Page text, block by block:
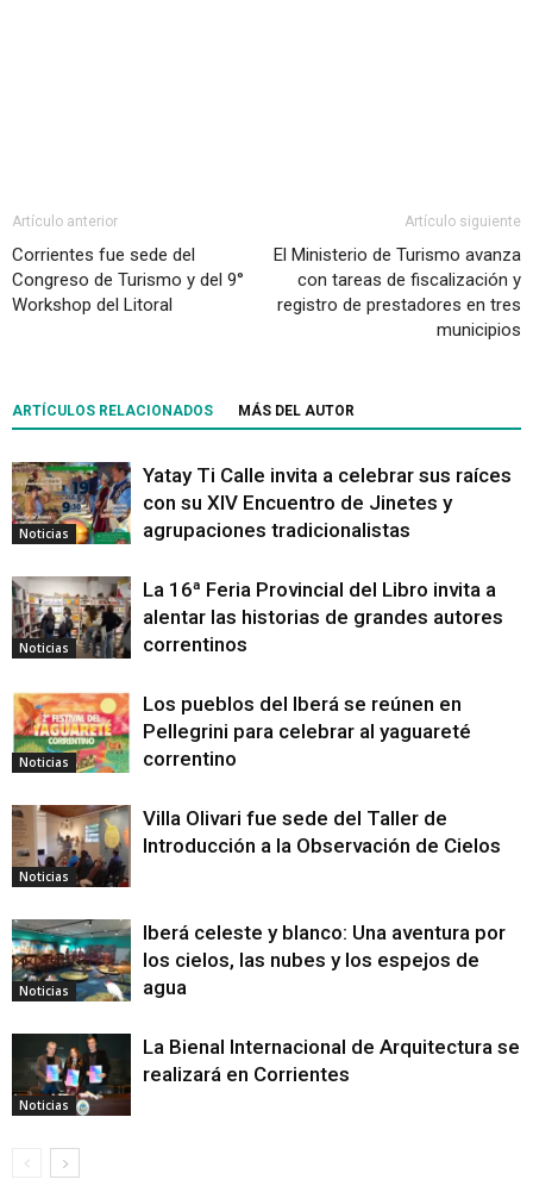
Artículo anterior
Corrientes fue sede del
Congreso de Turismo y del 9°
Workshop del Litoral
Artículo siguiente
El Ministerio de Turismo avanza
con tareas de fiscalización y
registro de prestadores en tres
municipios
ARTÍCULOS RELACIONADOS MÁS DEL AUTOR
Noticias
Yatay Ti Calle invita a celebrar sus raíces
con su XIV Encuentro de Jinetes y
agrupaciones tradicionalistas
Noticias
La 16ª Feria Provincial del Libro invita a
alentar las historias de grandes autores
correntinos
Noticias
Los pueblos del Iberá se reúnen en
Pellegrini para celebrar al yaguareté
correntino
Noticias
Villa Olivari fue sede del Taller de
Introducción a la Observación de Cielos
Noticias
Iberá celeste y blanco: Una aventura por
los cielos, las nubes y los espejos de
agua
Noticias
La Bienal Internacional de Arquitectura se
realizará en Corrientes